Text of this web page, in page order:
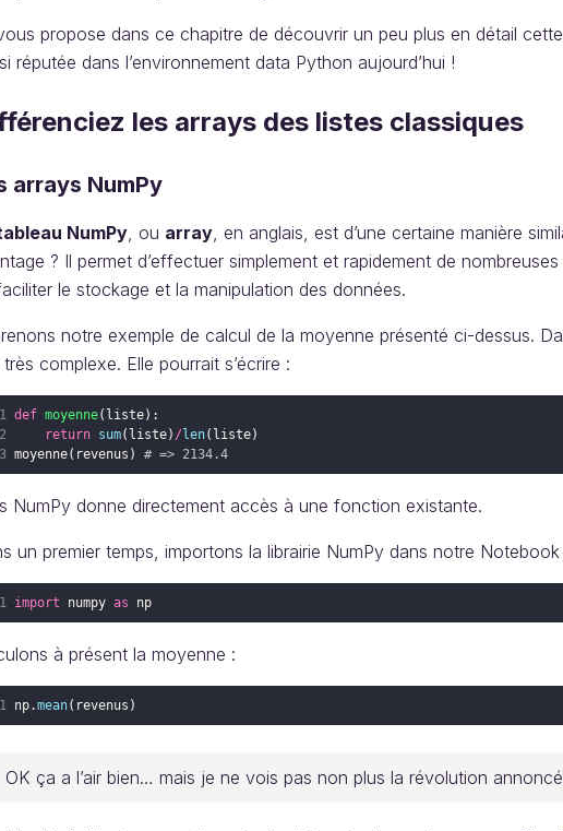
propose dans ce chapitre de découvrir un peu plus en détail
réputée dans l’environnement data Python aujourd’hui !
les arrays des listes classiques
arrays NumPy
NumPy, ou array, en anglais, est d’une certaine manière
? Il permet d’effectuer simplement et rapidement de
le stockage et la manipulation des données.
notre exemple de calcul de la moyenne présenté ci-dessus.
complexe. Elle pourrait s’écrire :
def moyenne( liste) :
return sum( liste) /len( liste)
moyenne( revenus ) # => 2134.4
NumPy donne directement accès à une fonction existante.
un premier temps, importons la librairie NumPy dans notre Notebook
import numpy as np
à présent la moyenne :
np.mean( revenus )
OK ça a l’air bien… mais je ne vois pas non plus la révolution